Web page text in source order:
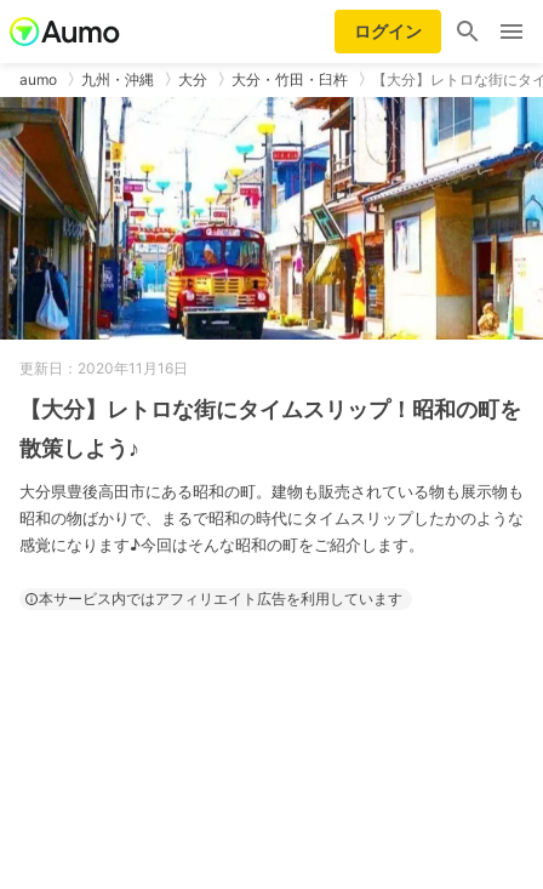
ログイン
aumo 九州・沖縄 大分 大分・竹田・臼杵 【大分】レトロな街に
更新日：2020年11月16日
【大分】レトロな街にタイムスリップ！昭和の町を
散策しよう♪
大分県豊後高田市にある昭和の町。建物も販売されている物も展示物も
昭和の物ばかりで、まるで昭和の時代にタイムスリップしたかのような
感覚になります♪今回はそんな昭和の町をご紹介します。
本サービス内ではアフィリエイト広告を利用しています